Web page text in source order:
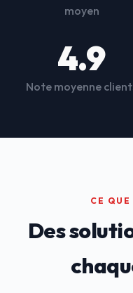
moyen
4.9
Note moyenne
CE QUE
Des